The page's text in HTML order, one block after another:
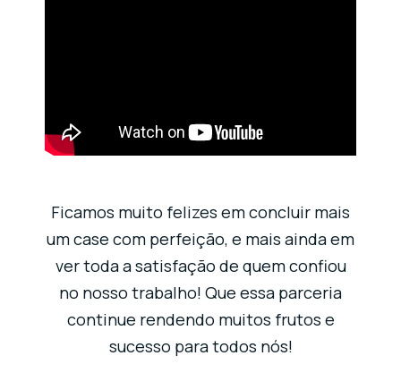
Ficamos muito felizes em concluir mais
um case com perfeição, e mais ainda em
ver toda a satisfação de quem confiou
no nosso trabalho! Que essa parceria
continue rendendo muitos frutos e
sucesso para todos nós!